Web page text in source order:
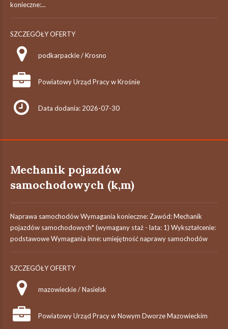
konieczne:...
SZCZEGÓŁY OFERTY
podkarpackie / Krosno
Powiatowy Urząd Pracy w Krośnie
Data dodania: 2026-07-30
Mechanik pojazdów
samochodowych (k,m)
Naprawa samochodów Wymagania konieczne: Zawód: Mechanik
pojazdów samochodowych* (wymagany staż - lata: 1) Wykształcenie:
podstawowe Wymagania inne: umiejętność naprawy samochodów
SZCZEGÓŁY OFERTY
mazowieckie / Nasielsk
Powiatowy Urząd Pracy w Nowym Dworze Mazowieckim